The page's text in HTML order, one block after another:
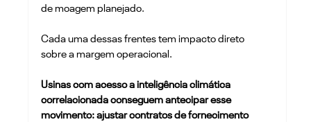
de moagem planejado.
Cada uma dessas frentes tem impacto direto
sobre a margem operacional.
Usinas com acesso a inteligência climática
correlacionada conseguem antecipar esse
movimento: ajustar contratos de fornecimento